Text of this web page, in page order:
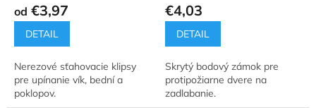
od €3,97
DETAIL
Nerezové sťahovacie klipsy
pre upínanie vík, bední a
poklopov.
€4,03
DETAIL
Skrytý bodový zámok pre
protipožiarne dvere na
zadlabanie.